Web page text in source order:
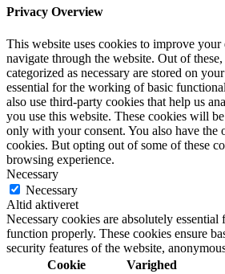
Privacy Overview
This website uses cookies to improve
navigate through the website. Out of
categorized as necessary are stored on
essential for the working of basic
also use third-party cookies that help us
you use this website. These cookies will
only with your consent. You also have the
cookies. But opting out of some of these
browsing experience.
Necessary
Necessary
Altid aktiveret
Necessary cookies are absolutely essential
function properly. These cookies ensure
security features of the website,
Cookie
Varighed